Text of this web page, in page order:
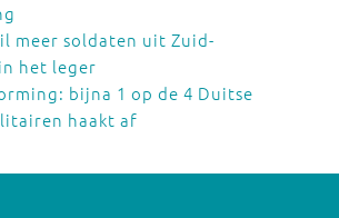
meer soldaten uit Zuid-
het leger
bijna 1 op de 4 Duitse
haakt af